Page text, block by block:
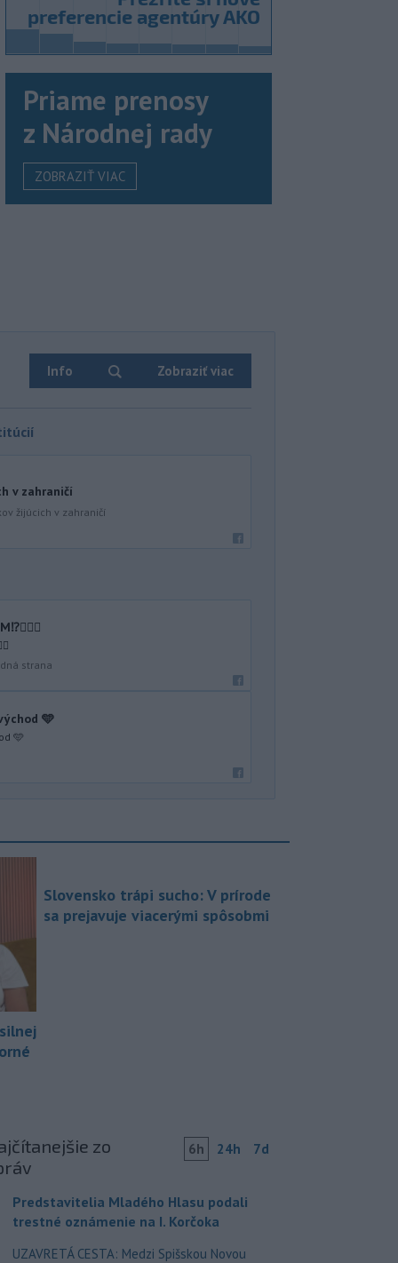
Priame prenosy
z Národnej rady
ZOBRAZIŤ VIAC
Info Zobraziť viac
v zahraničí
žijúcich v zahraničí
strana
🩵
🩵
Slovensko trápi sucho: V prírode
sa prejavuje viacerými spôsobmi
zo
6h 24h 7d
Predstavitelia Mladého Hlasu podali
trestné oznámenie na I. Korčoka
UZAVRETÁ CESTA: Medzi Spišskou Novou